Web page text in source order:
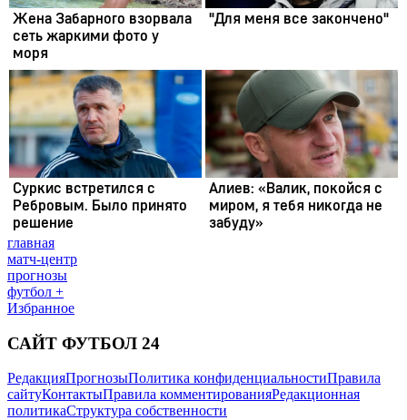
главная
матч-центр
прогнозы
футбол +
Избранное
САЙТ ФУТБОЛ 24
РедакцияПрогнозыПолитика конфиденциальностиПравила
сайтуКонтактыПравила комментированияРедакционная
политикаСтруктура собственности